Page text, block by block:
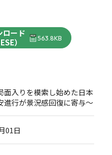
ロード
）
563.8KB
面入りを模索し始めた日本
進行が景況感回復に寄与～
01日